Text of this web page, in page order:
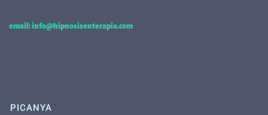
email: info@hipnosisenterapia.com
PICANYA